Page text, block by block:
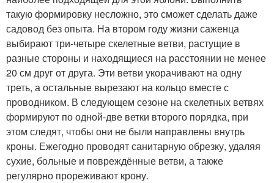
такую формировку несложно, это сможет сделать даже
садовод без опыта. На втором году жизни саженца
выбирают три-четыре скелетные ветви, растущие в
разные стороны и находящиеся на расстоянии не менее
20 см друг от друга. Эти ветви укорачивают на одну
треть, а остальные вырезают на кольцо вместе с
проводником. В следующем сезоне на скелетных ветвях
формируют по одной-две ветки второго порядка, при
этом следят, чтобы они не были направлены внутрь
кроны. Ежегодно проводят санитарную обрезку, удаляя
сухие, больные и повреждённые ветви, а также
регулярно прореживают крону.